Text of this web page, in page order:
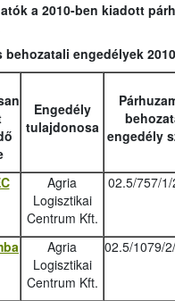
a 2010-ben kiadott
behozatali engedélyek
Engedély
tulajdonosa engedély
Agria
Logisztikai
Centrum Kft.
02.5/757/
Agria
Logisztikai
Centrum Kft.
02.5/1079/